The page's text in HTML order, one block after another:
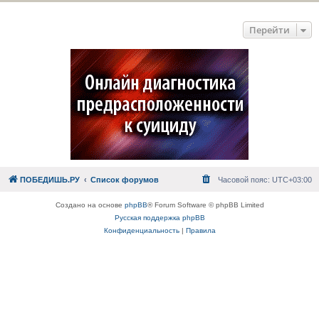
Перейти
ПОБЕДИШЬ.РУ Список форумов Часовой пояс: UTC+03:00
Создано на основе phpBB® Forum Software © phpBB Limited
Русская поддержка phpBB
Конфиденциальность| Правила